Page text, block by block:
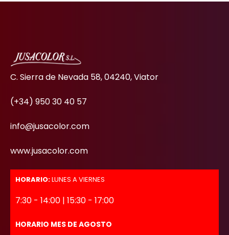
C. Sierra de Nevada 58, 04240, Viator
(+34) 950 30 40 57
info@jusacolor.com
www.jusacolor.com
HORARIO:LUNES A VIERNES
7:30 - 14:00 | 15:30 - 17:00
HORARIO MES DE AGOSTO